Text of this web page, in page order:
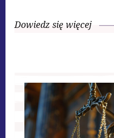
Dowiedz się więcej